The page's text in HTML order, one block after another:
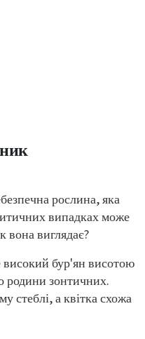
рослина, яка
випадках може
вона виглядає?
бур'ян висотою
родини зонтичних.
стеблі, а квітка схожа